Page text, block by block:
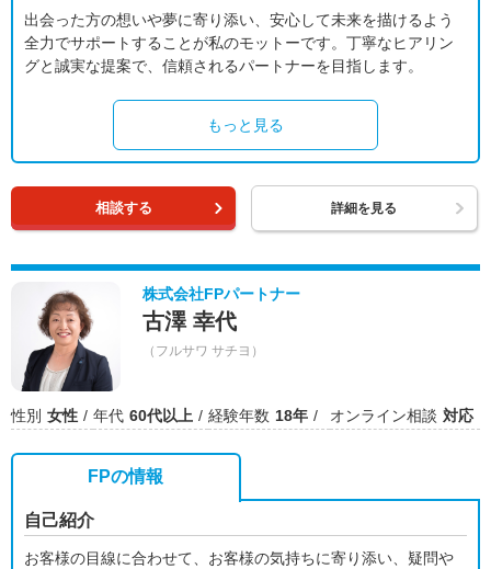
出会った方の想いや夢に寄り添い、安心して未来を描けるよう
全力でサポートすることが私のモットーです。丁寧なヒアリン
グと誠実な提案で、信頼されるパートナーを目指します。
もっと見る
相談する 詳細を見る
株式会社FPパートナー
古澤 幸代
（フルサワ サチヨ）
性別 女性 年代 60代以上 経験年数 18年 オンライン相談 対応
FPの情報
自己紹介
お客様の目線に合わせて、お客様の気持ちに寄り添い、疑問や